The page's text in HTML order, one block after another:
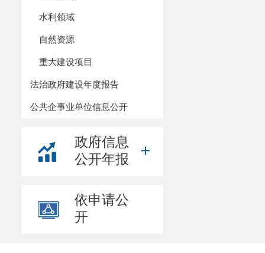
水利领域
自然资源
重大建设项目
法治政府建设年度报告
公共企事业单位信息公开
政府信息
公开年报
依申请公
开